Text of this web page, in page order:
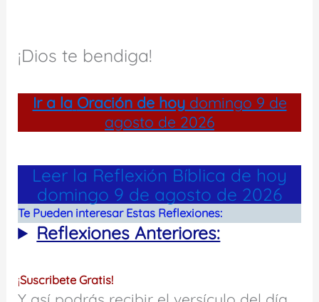
¡Dios te bendiga!
Ir a la Oración de hoydomingo 9 de
agosto de 2026
Leer la Reflexión Bíblica de hoy
domingo 9 de agosto de 2026
Te Pueden interesar Estas Reflexiones:
Reflexiones Anteriores:
¡Suscribete Gratis!